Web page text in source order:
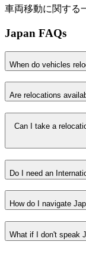
車両移動に関する
Japan FAQs
When do vehicles
Are relocations
Can I take a
Do I need an
How do I navigate
What if I don't speak